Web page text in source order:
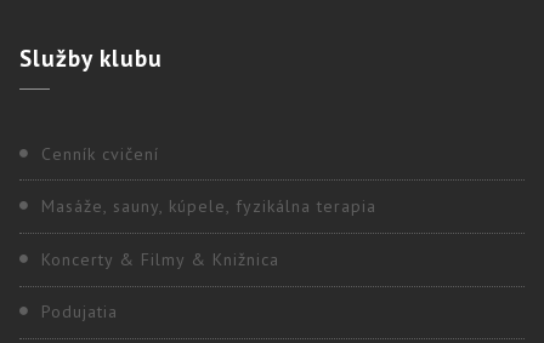
Službyklubu
Cenník cvičení
Masáže, sauny, kúpele, fyzikálna terapia
Koncerty & Filmy & Knižnica
Podujatia